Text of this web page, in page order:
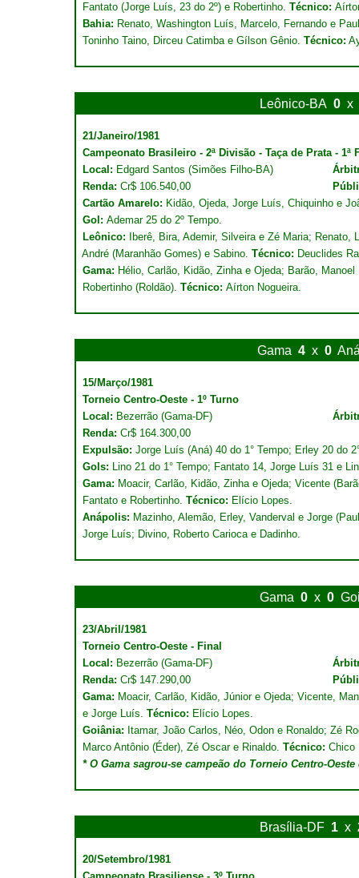
Fantato (Jorge Luís, 23 do 2º) e Robertinho. Técnico:
Bahia: Renato, Washington Luís, Marcelo, Fernando e
Toninho Taino, Dirceu Catimba e Gílson Gênio. Técnico:
Leônico-BA 0 x
21/Janeiro/1981
Campeonato Brasileiro - 2ª Divisão - Taça de Prata - 1ª
Local: Edgard Santos (Simões Filho-BA)
Renda: Cr$ 106.540,00
Cartão Amarelo: Kidão, Ojeda, Jorge Luís, Chiquinho e
Gol: Ademar 25 do 2º Tempo.
Leônico:
Iberê, Bira, Ademir, Silveira e Zé Maria;
André (Maranhão Gomes) e Sabino. Técnico: Deuclides
Gama: Hélio, Carlão, Kidão, Zinha e Ojeda; Barão,
Robertinho (Roldão). Técnico: Aírton Nogueira.
Gama 4 x 0
15/Março/1981
Torneio Centro-Oeste - 1º Turno
Local: Bezerrão (Gama-DF)
Renda: Cr$ 164.300,00
Expulsão: Jorge Luís (Aná) 40 do 1° Tempo; Erley 20 do
Gols: Lino 21 do 1° Tempo; Fantato 14, Jorge Luís 31 e
Gama: Moacir, Carlão, Kidão, Zinha e Ojeda; Vicente
Fantato e Robertinho. Técnico: Elício Lopes.
Anápolis: Mazinho, Alemão, Erley, Vanderval e Jorge
Jorge Luís; Divino, Roberto Carioca e Dadinho.
Gama 0 x 0
23/Abril/1981
Torneio Centro-Oeste - Final
Local: Bezerrão (Gama-DF)
Renda: Cr$ 147.290,00
Gama: Moacir, Carlão, Kidão, Júnior e Ojeda; Vicente,
e Jorge Luís. Técnico: Elício Lopes.
Goiânia: Itamar, João Carlos, Néo, Odon e Ronaldo; Zé
Marco Antônio (Éder), Zé Oscar e Rinaldo. Técnico: Chico
* O Gama sagrou-se campeão do Torneio Centro-Oeste
Brasília-DF 1 x
20/Setembro/1981